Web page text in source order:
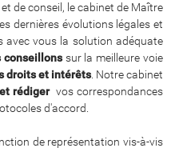
de conseil, le cabinet de Maître
dernières évolutions légales et
avec vous la solution adéquate
conseillonssur la meilleure voie
droits et intérêts. Notre cabinet
rédigervos correspondances
d'accord.
de représentation vis-à-vis